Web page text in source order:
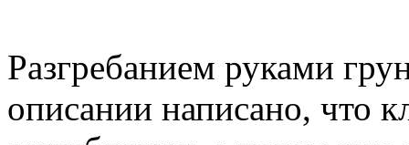
Разгребанием руками
описании написано, что